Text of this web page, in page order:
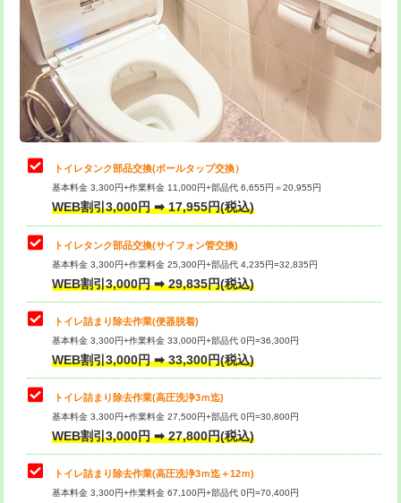
トイレタンク部品交換(ボールタップ交換）
基本料金 3,300円+作業料金 11,000円+部品代 6,655円＝20,955円
WEB割引3,000円 ➡ 17,955円(税込)
トイレタンク部品交換(サイフォン管交換)
基本料金 3,300円+作業料金 25,300円+部品代 4,235円=32,835円
WEB割引3,000円 ➡ 29,835円(税込)
トイレ詰まり除去作業(便器脱着)
基本料金 3,300円+作業料金 33,000円+部品代 0円=36,300円
WEB割引3,000円 ➡ 33,300円(税込)
トイレ詰まり除去作業(高圧洗浄3ｍ迄)
基本料金 3,300円+作業料金 27,500円+部品代 0円=30,800円
WEB割引3,000円 ➡ 27,800円(税込)
トイレ詰まり除去作業(高圧洗浄3ｍ迄＋12ｍ)
基本料金 3,300円+作業料金 67,100円+部品代 0円=70,400円